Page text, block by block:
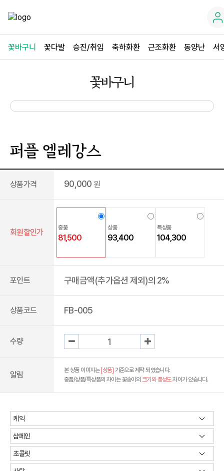
꽃바구니 꽃다발 승진/취임 축하화환 근조화환 동양난 서
꽃바구니
퍼플 엘레강스
상품가격 90,000 원
회원할인가
중품
81,500
상품
93,400
특상품
104,300
포인트 구매금액(추가옵션 제외)의 2%
상품코드 FB-005
수량
알림 본 상품 이미지는 [상품] 기준으로 제작 되었습니다.
중품/상품/특상품의 차이는 꽃송이의 크기와 풍성도차이가 있습니다.